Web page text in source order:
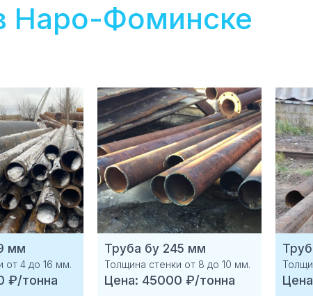
Наро-Фоминске
мм
от 4 до 16 мм.
₽/тонна
Труба бу 245 мм
Толщина стенки от 8 до 10 мм.
Цена: 45000 ₽/тонна